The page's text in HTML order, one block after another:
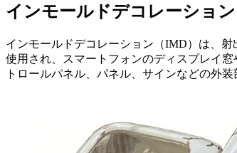
インモールドデコレーション
インモールドデコレーション（IMD）は、
使用され、スマートフォンのディスプレイ
トロールパネル、パネル、サインなどの外装